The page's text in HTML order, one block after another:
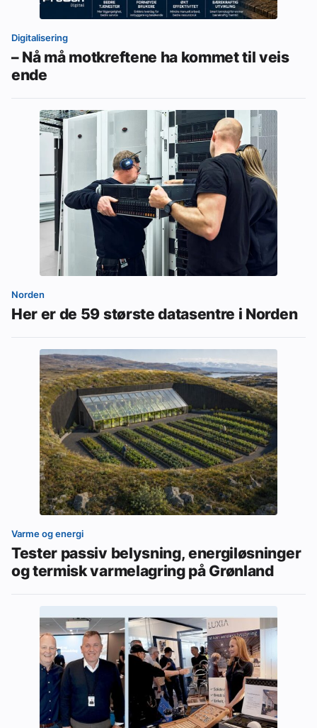
Digitalisering
– Nå må motkreftene ha kommet til veis
ende
Norden
Her er de 59 største datasentre i Norden
Varme og energi
Tester passiv belysning, energiløsninger
og termisk varmelagring på Grønland